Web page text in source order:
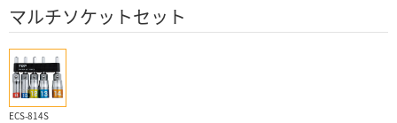
マルチソケットセット
ECS-814S